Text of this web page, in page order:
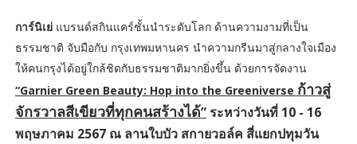
การ์นิเย่ แบรนด์สกินแคร์ชั้นนำระดับโลก ด้านความงามที่เป็น
ธรรมชาติ จับมือกับ กรุงเทพมหานคร นำความกรีนมาสู่กลางใจเมือง
ให้คนกรุงได้อยู่ใกล้ชิดกับธรรมชาติมากยิ่งขึ้น ด้วยการจัดงาน
“Garnier Green Beauty: Hop into the Greeniverse ก้าวสู่
จักรวาลสีเขียวที่ทุกคนสร้างได้”ระหว่างวันที่ 10 - 16
พฤษภาคม 2567 ณ ลานใบบัว สกายวอล์ค สี่แยกปทุมวัน